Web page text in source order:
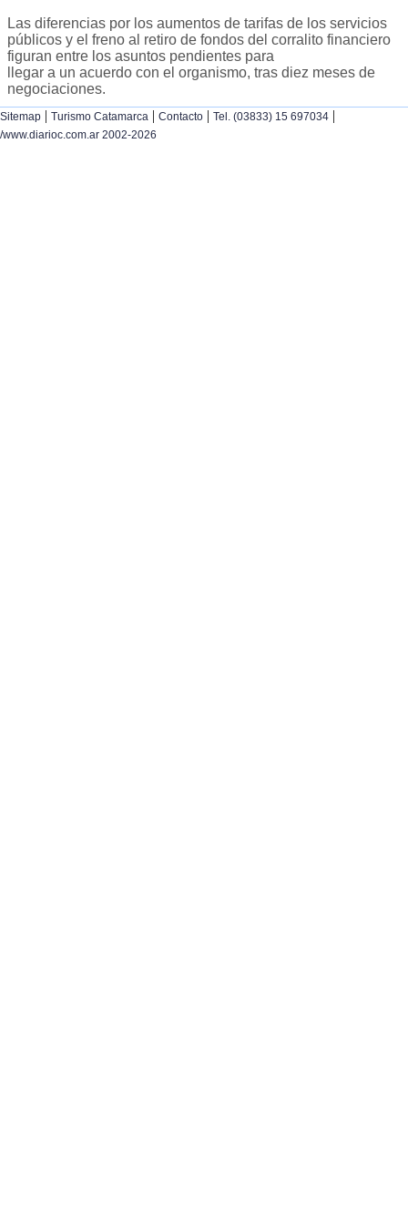
Las diferencias por los aumentos de tarifas de los servicios
públicos y el freno al retiro de fondos del corralito financiero
figuran entre los asuntos pendientes para
llegar a un acuerdo con el organismo, tras diez meses de
negociaciones.
Sitemap | Turismo Catamarca | Contacto | Tel. (03833) 15 697034 |
/www.diarioc.com.ar 2002-2026